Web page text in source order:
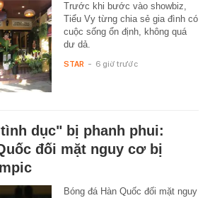
Trước khi bước vào showbiz,
Tiểu Vy từng chia sẻ gia đình có
cuộc sống ổn định, không quá
dư dả.
STAR - 6 giờ trước
dục" bị phanh phui:
đối mặt nguy cơ bị
Bóng đá Hàn Quốc đối mặt nguy